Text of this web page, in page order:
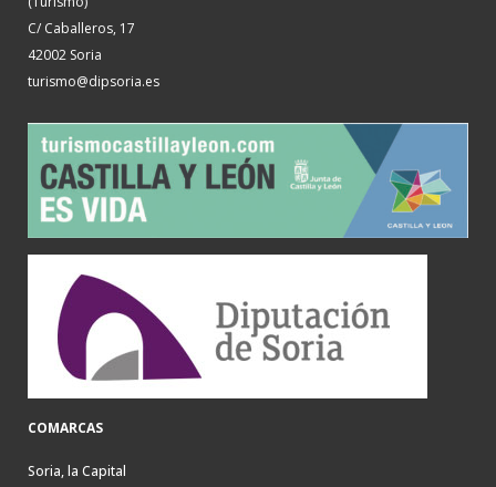
C/ Caballeros, 17
42002 Soria
turismo@dipsoria.es
COMARCAS
Soria, la Capital